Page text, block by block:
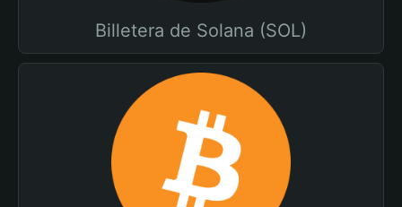
Billetera de Solana (SOL)